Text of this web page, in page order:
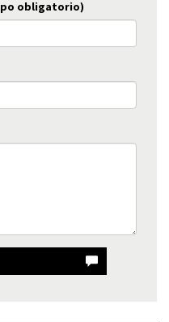
obligatorio)